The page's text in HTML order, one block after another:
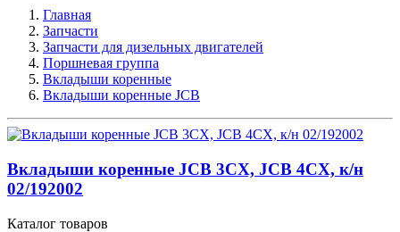
Главная
Запчасти
Запчасти для дизельных двигателей
Поршневая группа
Вкладыши коренные
Вкладыши коренные JCB
Вкладыши коренные JCB 3CX, JCB 4CX, к/н
02/192002
Каталог товаров